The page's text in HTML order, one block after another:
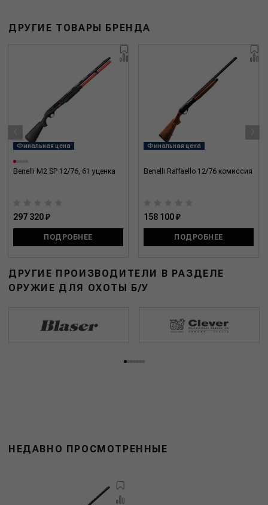
ДРУГИЕ ТОВАРЫ БРЕНДА
Финальная цена
Benelli M2 SP 12/76, 61 уценка
297 320 ₽
ПОДРОБНЕЕ
Финальная цена
Benelli Raffaello 12/76 комиссия
158 100 ₽
ПОДРОБНЕЕ
‹ ›
ДРУГИЕ ПРОИЗВОДИТЕЛИ В РАЗДЕЛЕ
ОРУЖИЕ ДЛЯ ОХОТЫ Б/У
НЕДАВНО ПРОСМОТРЕННЫЕ